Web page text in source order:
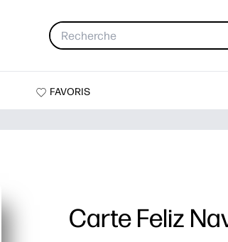
FAVORIS
Carte Feliz